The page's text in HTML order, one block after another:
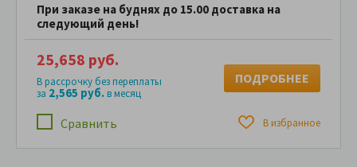
При заказе на буднях до 15.00 доставка на
следующий день!
Сравнить В избранное
25,658 руб.
В рассрочку без переплаты
за 2,565 руб.в месяц
ПОДРОБНЕЕ